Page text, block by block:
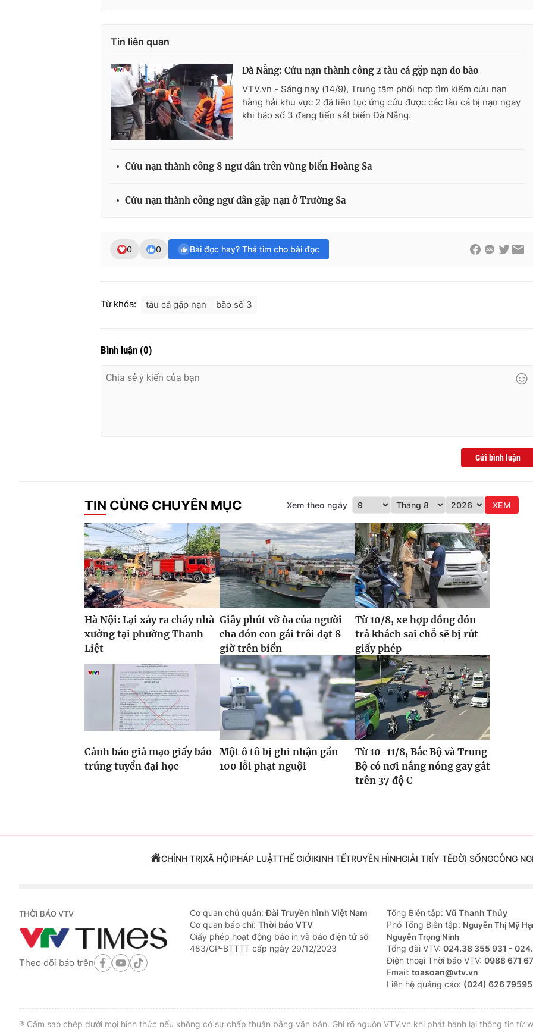
Tin liên quan
Đà Nẵng: Cứu nạn thành công 2 tàu cá gặp nạn do bão
VTV.vn - Sáng nay (14/9), Trung tâm phối hợp tìm kiếm cứu nạn
hàng hải khu vực 2 đã liên tục ứng cứu được các tàu cá bị nạn ngay
khi bão số 3 đang tiến sát biển Đà Nẵng.
Cứu nạn thành công 8 ngư dân trên vùng biển Hoàng Sa
Cứu nạn thành công ngư dân gặp nạn ở Trường Sa
0 0 Bài đọc hay? Thả tim cho bài đọc
Từ khóa: tàu cá gặp nạn bão số 3
Bình luận (0)
Gửi bình luận
TIN CÙNG CHUYÊN MỤC Xem theo ngày XEM
Hà Nội: Lại xảy ra cháy nhà
xưởng tại phường Thanh
Liệt
Giây phút vỡ òa của người
cha đón con gái trôi dạt 8
giờ trên biển
Từ 10/8, xe hợp đồng đón
trả khách sai chỗ sẽ bị rút
giấy phép
Cảnh báo giả mạo giấy báo
trúng tuyển đại học
Một ô tô bị ghi nhận gần
100 lỗi phạt nguội
Từ 10-11/8, Bắc Bộ và Trung
Bộ có nơi nắng nóng gay gắt
trên 37 độ C
CHÍNH TRỊXÃ HỘIPHÁP LUẬTTHẾ GIỚIKINH TẾTRUYỀN HÌNHGIẢI TRÍY TẾĐỜI SỐNGCÔNG
THỜI BÁO VTV
Theo dõi báo trên
Cơ quan chủ quản:Đài Truyền hình Việt Nam
Cơ quan báo chí: Thời báo VTV
Giấy phép hoạt động báo in và báo điện tử số
483/GP-BTTTT cấp ngày 29/12/2023
Tổng Biên tập: Vũ Thanh Thủy
Phó Tổng Biên tập: Nguyễn Thị Mỹ
Nguyễn Trọng Ninh
Tổng đài VTV: 024.38 355 931 -
Ðiện thoại Thời báo VTV: 0988 671
Email: toasoan@vtv.vn
Liên hệ quảng cáo: (024) 626 79595
® Cấm sao chép dưới mọi hình thức nếu không có sự chấp thuận bằng văn bản. Ghi rõ nguồn VTV.vn khi phát hành lại thông tin từ